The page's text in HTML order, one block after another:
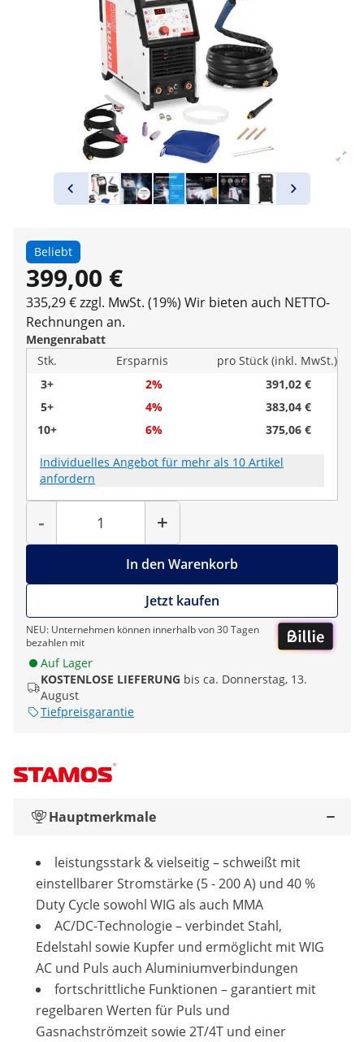
Beliebt
399,00 €
335,29 € zzgl. MwSt. (19%) Wir bieten auch NETTO-
Rechnungen an.
Mengenrabatt
Stk.
Ersparnis
pro Stück (inkl. MwSt.)
3+
2%
391,02 €
5+
4%
383,04 €
10+
6% 375,06 €
Individuelles Angebot für mehr als 10 Artikel
anfordern
-
Menge
+
In den Warenkorb
Jetzt kaufen
NEU: Unternehmen können innerhalb von 30 Tagen
bezahlen mit
Auf Lager
KOSTENLOSE LIEFERUNG bis ca. Donnerstag, 13.
August
Tiefpreisgarantie
Hauptmerkmale
leistungsstark & vielseitig – schweißt mit
einstellbarer Stromstärke (5 - 200 A) und 40 %
Duty Cycle sowohl WIG als auch MMA
AC/DC-Technologie – verbindet Stahl,
Edelstahl sowie Kupfer und ermöglicht mit WIG
AC und Puls auch Aluminiumverbindungen
fortschrittliche Funktionen – garantiert mit
regelbaren Werten für Puls und
Gasnachströmzeit sowie 2T/4T und einer